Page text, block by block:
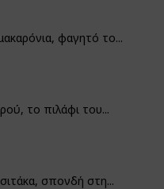
φαγητό το...
το πιλάφι του...
σπονδή στη...